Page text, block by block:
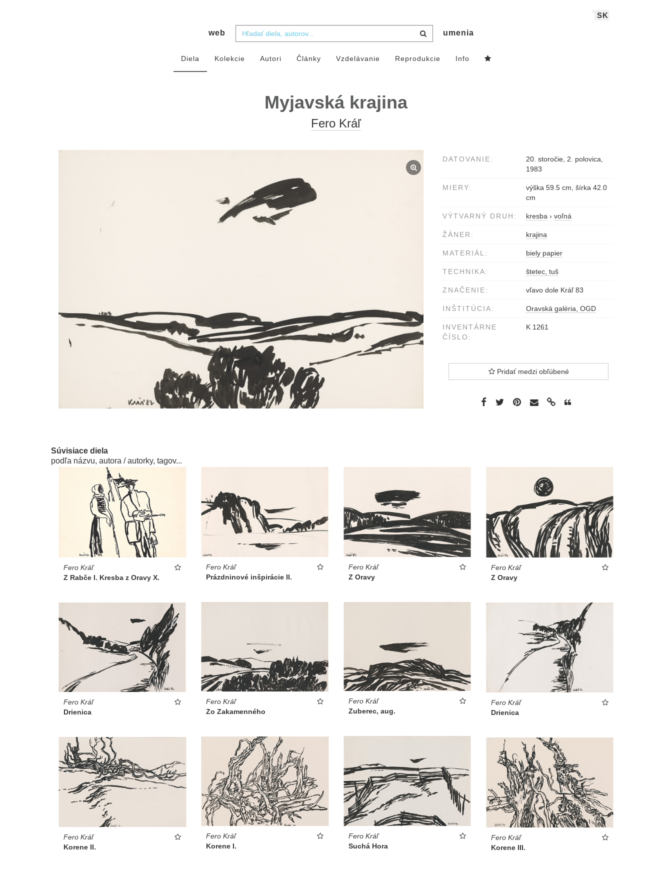
SK
web umenia
Diela Kolekcie Autori Články Vzdelávanie Reprodukcie Info
Myjavská krajina
Fero Kráľ
DATOVANIE:
20. storočie, 2. polovica,
1983
MIERY:
výška 59.5 cm, šírka 42.0
cm
VÝTVARNÝ DRUH: kresba › voľná
ŽÁNER: krajina
MATERIÁL: biely papier
TECHNIKA: štetec, tuš
ZNAČENIE: vľavo dole Kráľ 83
INŠTITÚCIA: Oravská galéria, OGD
INVENTÁRNE
ČÍSLO:
K 1261
Pridať medzi obľúbené
Súvisiace diela
podľa názvu, autora / autorky, tagov...
Fero Kráľ
Z Rabče I. Kresba z Oravy X.
Fero Kráľ
Prázdninové inšpirácie II.
Fero Kráľ
Z Oravy
Fero Kráľ
Z Oravy
Fero Kráľ
Zo Zakamenného
Fero Kráľ
Zuberec, aug.
Fero Kráľ
Drienica
Fero Kráľ
Drienica
Fero Kráľ
Suchá Hora
Fero Kráľ
Korene I.
Fero Kráľ
Korene II.
Fero Kráľ
Korene III.